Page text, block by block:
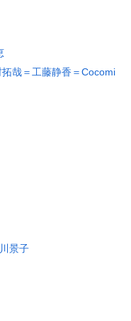
拓哉＝工藤静香＝Cocomi
景子